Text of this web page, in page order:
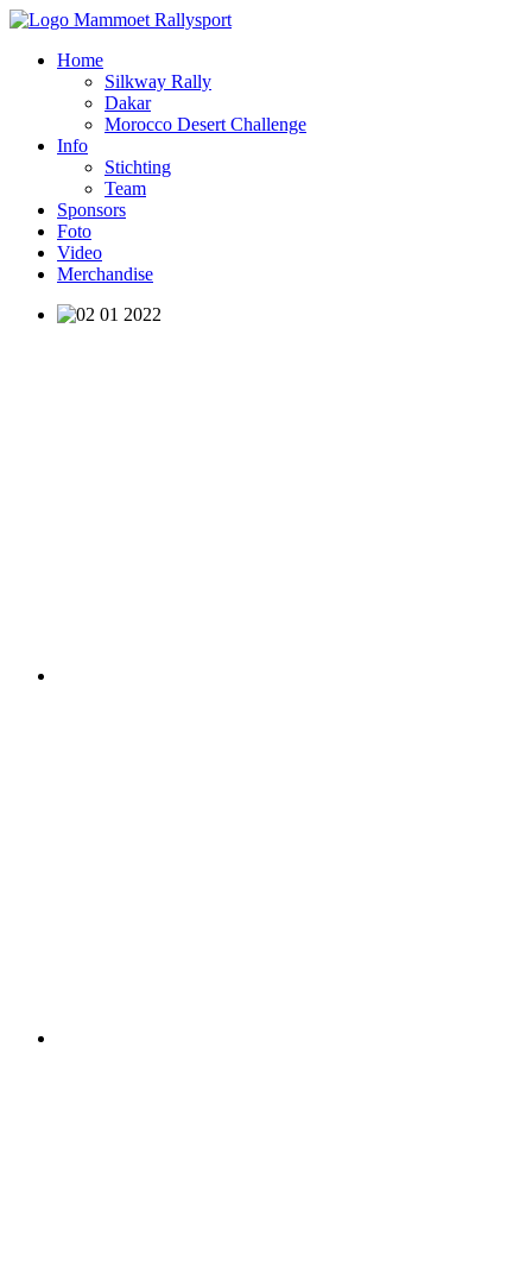
Home
Silkway Rally
Dakar
Morocco Desert Challenge
Info
Stichting
Team
Sponsors
Foto
Video
Merchandise